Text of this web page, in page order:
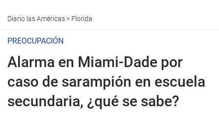
Diario las Américas> Florida
PREOCUPACIÓN
Alarma en Miami-Dade por
caso de sarampión en escuela
secundaria, ¿qué se sabe?